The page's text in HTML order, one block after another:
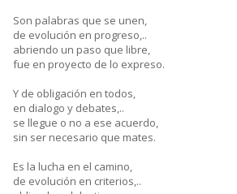
Son palabras que se unen,
de evolución en progreso,..
abriendo un paso que libre,
fue en proyecto de lo expreso.
Y de obligación en todos,
en dialogo y debates,..
se llegue o no a ese acuerdo,
sin ser necesario que mates.
Es la lucha en el camino,
de evolución en criterios,..